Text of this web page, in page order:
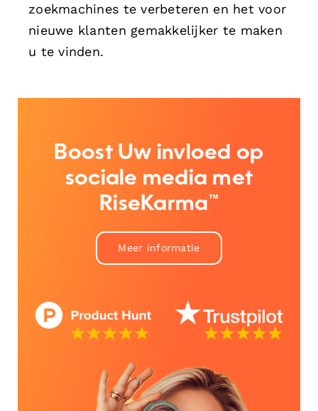
zoekmachines te verbeteren en het voor
nieuwe klanten gemakkelijker te maken
u te vinden.
Boost Uw invloed op
sociale media met
RiseKarma™
Meer informatie